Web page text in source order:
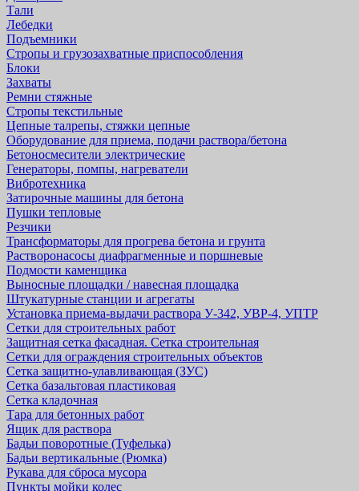
Тали
Лебедки
Подъемники
Стропы и грузозахватные приспособления
Блоки
Захваты
Ремни стяжные
Стропы текстильные
Цепные талрепы, стяжки цепные
Оборудование для приема, подачи раствора/бетона
Бетоносмесители электрические
Генераторы, помпы, нагреватели
Вибротехника
Затирочные машины для бетона
Пушки тепловые
Резчики
Трансформаторы для прогрева бетона и грунта
Растворонасосы диафрагменные и поршневые
Подмости каменщика
Выносные площадки / навесная площадка
Штукатурные станции и агрегаты
Установка приема-выдачи раствора У-342, УВР-4, УПТР
Сетки для строительных работ
Защитная cетка фасадная. Сетка строительная
Сетки для ограждения строительных объектов
Сетка защитно-улавливающая (ЗУС)
Сетка базальтовая пластиковая
Сетка кладочная
Тара для бетонных работ
Ящик для раствора
Бадьи поворотные (Туфелька)
Бадьи вертикальные (Рюмка)
Рукава для сброса мусора
Пункты мойки колес